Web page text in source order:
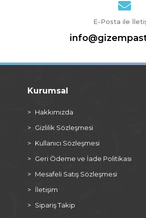
E-Posta ile
Kurumsal
Hakkımızda
Gizlilik Sözleşmesi
Kullanıcı Sözleşmesi
Geri Ödeme ve İade Politikası
Mesafeli Satış Sözleşmesi
İletişim
Sipariş Takip